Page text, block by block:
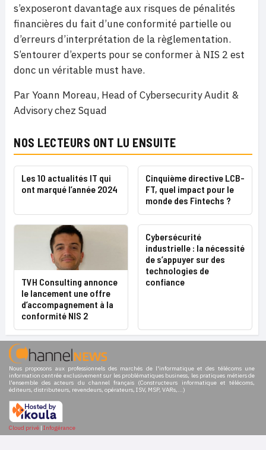
s’exposeront davantage aux risques de pénalités
financières du fait d’une conformité partielle ou
d’erreurs d’interprétation de la règlementation.
S’entourer d’experts pour se conformer à NIS 2 est
donc un véritable must have.
Par Yoann Moreau, Head of Cybersecurity Audit &
Advisory chez Squad
NOS LECTEURS ONT LU ENSUITE
Les 10 actualités IT qui
ont marqué l’année 2024
Cinquième directive LCB-
FT, quel impact pour le
monde des Fintechs ?
TVH Consulting annonce
le lancement une offre
d’accompagnement à la
conformité NIS 2
Cybersécurité
industrielle : la nécessité
de s’appuyer sur des
technologies de
confiance
Nous proposons aux professionnels des marchés de l'informatique et des télécoms une
information centrée exclusivement sur les problématiques business, les pratiques métiers de
l'ensemble des acteurs du channel français (Constructeurs informatique et télécoms,
éditeurs, distributeurs, revendeurs, opérateurs, ISV, MSP, VARs,...)
Cloud privé | Infogérance